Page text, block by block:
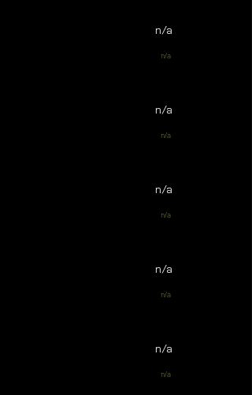
n/a
n/a
n/a
n/a
n/a
n/a
n/a
n/a
n/a
n/a